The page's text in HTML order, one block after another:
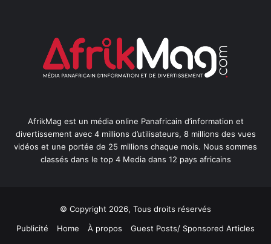
AfrikMag est un média online Panafricain d’information et
divertissement avec 4 millions d’utilisateurs, 8 millions des vues
vidéos et une portée de 25 millions chaque mois. Nous sommes
classés dans le top 4 Media dans 12 pays africains
© Copyright 2026, Tous droits réservés
Publicité
Home À propos
Guest Posts/ Sponsored Articles